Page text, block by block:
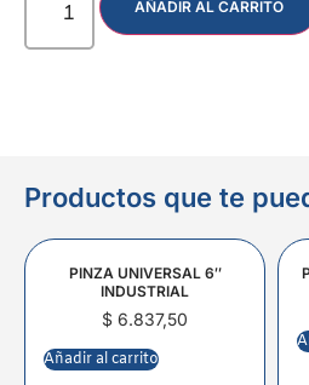
AÑADIR AL CARRITO
Productos que te
PINZA UNIVERSAL 6″
INDUSTRIAL
$ 6.837,50
Añadir al carrito